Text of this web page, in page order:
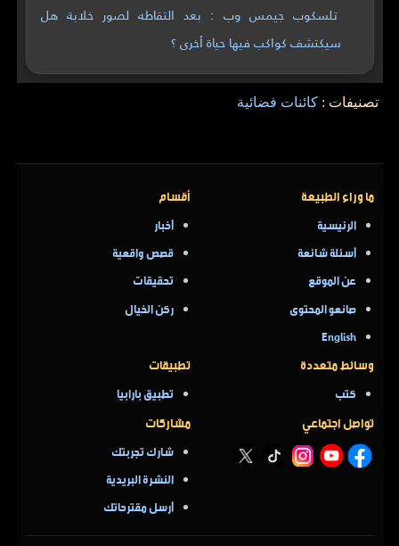
تلسكوب جيمس وب : بعد التقاطه لصور خلابة هل
سيكتشف كواكب فيها حياة أخرى ؟
تصنيفات :كائنات فضائية
ما وراء الطبيعة
الرئيسية
أسئلة شائعة
عن الموقع
صانعو المحتوى
English
أقسام
أخبار
قصص واقعية
تحقيقات
ركن الخيال
وسائط متعددة
كتب
تطبيقات
تطبيق بارابيا
تواصل اجتماعي مشاركات
شارك تجربتك
النشرة البريدية
أرسل مقترحاتك